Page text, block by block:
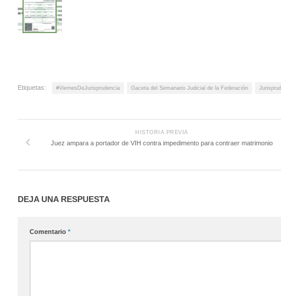
Etiquetas: #ViernesDeJurisprudencia Gaceta del Semanario Judicial de la Federación
HISTORIA PREVIA
Juez ampara a portador de VIH contra impedimento para contraer matrimonio
DEJA UNA RESPUESTA
Comentario *